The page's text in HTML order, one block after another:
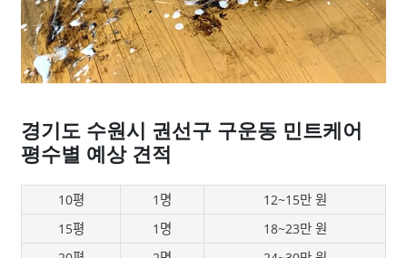
경기도 수원시 권선구 구운동 민트케어
평수별 예상 견적
10평 1명
12~15만 원
15평
1명
18~23만 원